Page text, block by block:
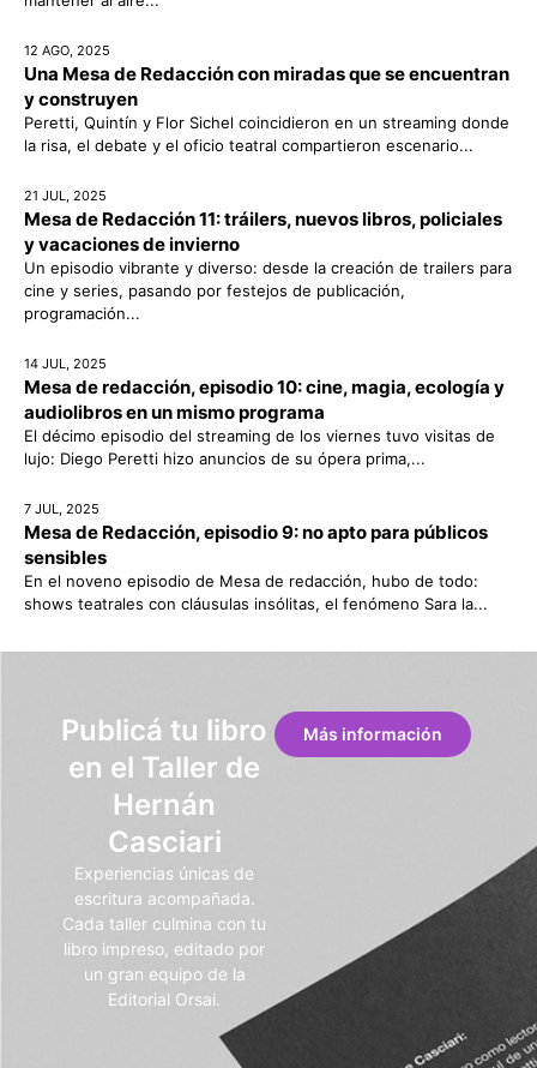
12 AGO, 2025
Una Mesa de Redacción con miradas que se encuentran
y construyen
Peretti, Quintín y Flor Sichel coincidieron en un streaming donde
la risa, el debate y el oficio teatral compartieron escenario...
21 JUL, 2025
Mesa de Redacción 11: tráilers, nuevos libros, policiales
y vacaciones de invierno
Un episodio vibrante y diverso: desde la creación de trailers para
cine y series, pasando por festejos de publicación,
programación...
14 JUL, 2025
Mesa de redacción, episodio 10: cine, magia, ecología y
audiolibros en un mismo programa
El décimo episodio del streaming de los viernes tuvo visitas de
lujo: Diego Peretti hizo anuncios de su ópera prima,...
7 JUL, 2025
Mesa de Redacción, episodio 9: no apto para públicos
sensibles
En el noveno episodio de Mesa de redacción, hubo de todo:
shows teatrales con cláusulas insólitas, el fenómeno Sara la...
Publicá tu libro
en el Taller de
Hernán
Casciari
Experiencias únicas de
escritura acompañada.
Cada taller culmina con tu
libro impreso, editado por
un gran equipo de la
Editorial Orsai.
Más información